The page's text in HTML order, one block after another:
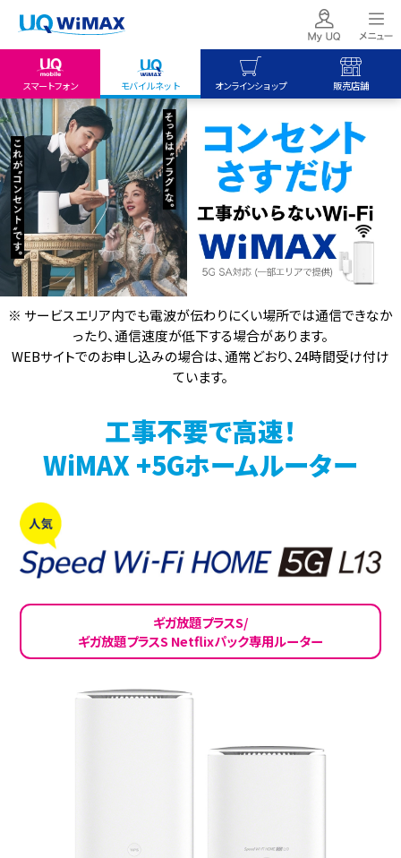
スマートフォン モバイルネット オンラインショップ 販売店舗
my UQ WiMAX
UQ WiMAX ご契約の方
My UQ mobile
UQ mobile ご契約の方
UQ mobile
データチャージサイト
UQ mobile
オンラインショップ
UQ WiMAX
オンラインショップ
UQ mobile
販売店舗
UQ WiMAX
販売店舗
※ サービスエリア内でも電波が伝わりにくい場所では通信できなか
ったり、通信速度が低下する場合があります。
WEBサイトでのお申し込みの場合は、通常どおり、24時間受け付け
ています。
工事不要で高速！
WiMAX +5Gホームルーター
ギガ放題プラスS/
ギガ放題プラスS Netflixパック専用ルーター